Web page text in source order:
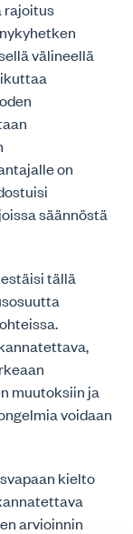
rajoitus
välineellä
on
säännöstä
tällä
muutoksiin ja
voidaan
kielto
arvioinnin